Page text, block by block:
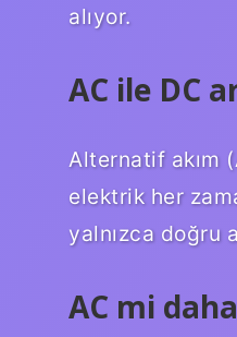
alıyor.
AC ile DC
Alternatif akım
elektrik her
yalnızca doğru
AC mi